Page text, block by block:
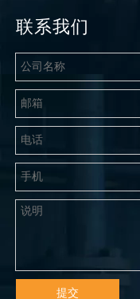
联系我们
提交